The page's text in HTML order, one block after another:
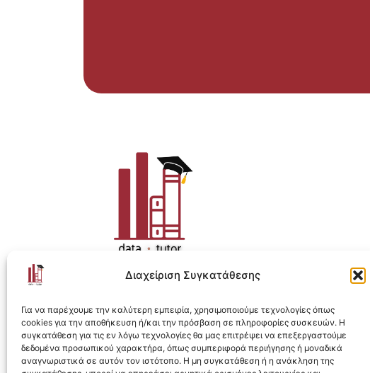
Διαχείριση Συγκατάθεσης
Για να παρέχουμε την καλύτερη εμπειρία, χρησιμοποιούμε τεχνολογίες όπως
cookies για την αποθήκευση ή/και την πρόσβαση σε πληροφορίες συσκευών. Η
συγκατάθεση για τις εν λόγω τεχνολογίες θα μας επιτρέψει να επεξεργαστούμε
δεδομένα προσωπικού χαρακτήρα, όπως συμπεριφορά περιήγησης ή μοναδικά
αναγνωριστικά σε αυτόν τον ιστότοπο. Η μη συγκατάθεση ή η ανάκληση της
Η ολοκληρωμένη e-learning λύση για Data Analytics.